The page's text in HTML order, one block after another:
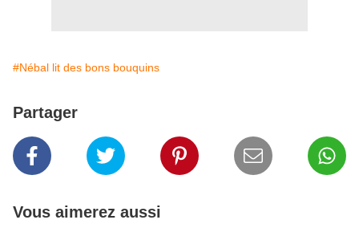
#Nébal lit des bons bouquins
Partager
Vous aimerez aussi